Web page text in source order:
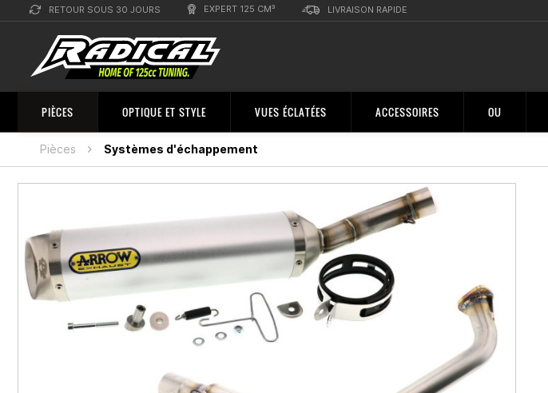
RETOUR SOUS 30 JOURS EXPERT 125 CM³ LIVRAISON RAPIDE
PIÈCES OPTIQUE ET STYLE VUES ÉCLATÉES ACCESSOIRES OU
Pièces Systèmes d'échappement